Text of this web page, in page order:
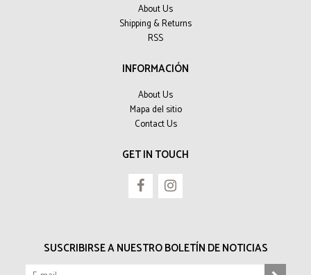
About Us
Shipping & Returns
RSS
INFORMACIÓN
About Us
Mapa del sitio
Contact Us
GET IN TOUCH
SUSCRIBIRSE A NUESTRO BOLETÍN DE NOTICIAS